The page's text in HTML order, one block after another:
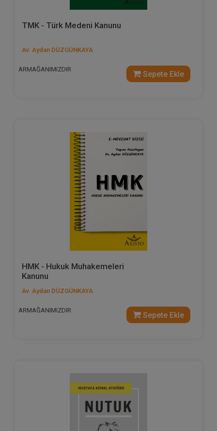
TMK - Türk Medeni Kanunu
Av. Aydan DÜZGÜNKAYA
ARMAĞANIMIZDIR
Sepete Ekle
HMK - Hukuk Muhakemeleri
Kanunu
Av. Aydan DÜZGÜNKAYA
ARMAĞANIMIZDIR
Sepete Ekle